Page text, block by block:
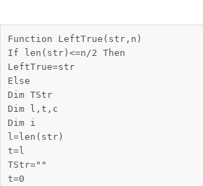
Function LeftTrue(str,n)
If len(str)<=n/2 Then
LeftTrue=str
Else
Dim TStr
Dim l,t,c
Dim i
l=len(str)
t=l
TStr=""
t=0